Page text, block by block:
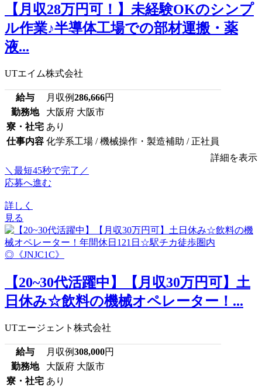
【月収28万円可！】未経験OKのシンプ
ル作業♪半導体工場での部材運搬・薬
液...
UTエイム株式会社
給与 月収例286,666円
勤務地
大阪府 大阪市
寮・社宅 あり
仕事内容 化学系工場 / 機械操作・製造補助 / 正社員
詳細を表示
＼最短45秒で完了／
応募へ進む
詳しく
見る
【20~30代活躍中】【月収30万円可】土
日休み☆飲料の機械オペレーター！...
UTエージェント株式会社
給与 月収例308,000円
勤務地
大阪府 大阪市
寮・社宅 あり